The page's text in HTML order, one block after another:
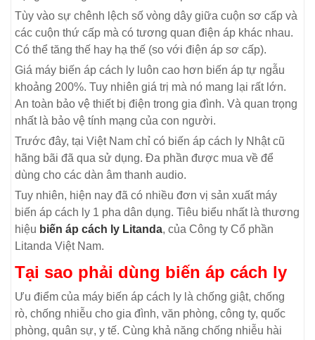
Tùy vào sự chênh lệch số vòng dây giữa cuộn sơ cấp và
các cuộn thứ cấp mà có tương quan điện áp khác nhau.
Có thể tăng thế hay hạ thế (so với điện áp sơ cấp).
Giá máy biến áp cách ly luôn cao hơn biến áp tự ngẫu
khoảng 200%. Tuy nhiên giá trị mà nó mang lại rất lớn.
An toàn bảo vệ thiết bị điện trong gia đình. Và quan trọng
nhất là bảo vệ tính mạng của con người.
Trước đây, tại Việt Nam chỉ có biến áp cách ly Nhật cũ
hãng bãi đã qua sử dụng. Đa phần được mua về để
dùng cho các dàn âm thanh audio.
Tuy nhiên, hiện nay đã có nhiều đơn vị sản xuất máy
biến áp cách ly 1 pha dân dụng. Tiêu biểu nhất là thương
hiệu biến áp cách ly Litanda, của Công ty Cổ phần
Litanda Việt Nam.
Tại sao phải dùng biến áp cách ly
Ưu điểm của máy biến áp cách ly là chống giật, chống
rò, chống nhiễu cho gia đình, văn phòng, công ty, quốc
phòng, quân sự, y tế. Cùng khả năng chống nhiễu hài